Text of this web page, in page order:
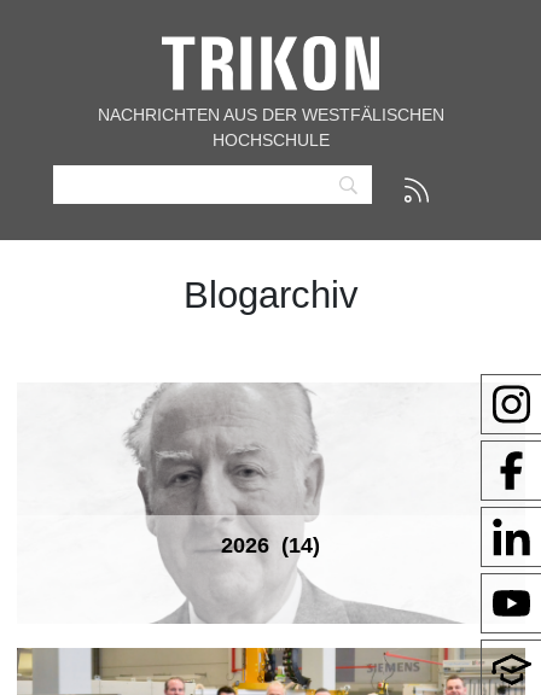
NACHRICHTEN AUS DER WESTFÄLISCHEN
HOCHSCHULE
Blogarchiv
2026 (14)